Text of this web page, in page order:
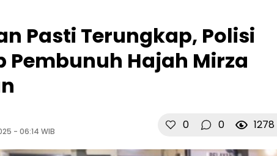
Pasti Terungkap, Polisi
Pembunuh Hajah Mirza
- 06:14 WIB 0 0 1278